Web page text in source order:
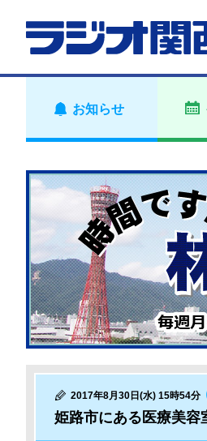
お知らせ
2017年8月30日(水) 15時54分
姫路市にある医療美容